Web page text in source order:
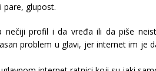
pare, glupost.
profil i da vređa ili da piše
problem u glavi, jer internet im je